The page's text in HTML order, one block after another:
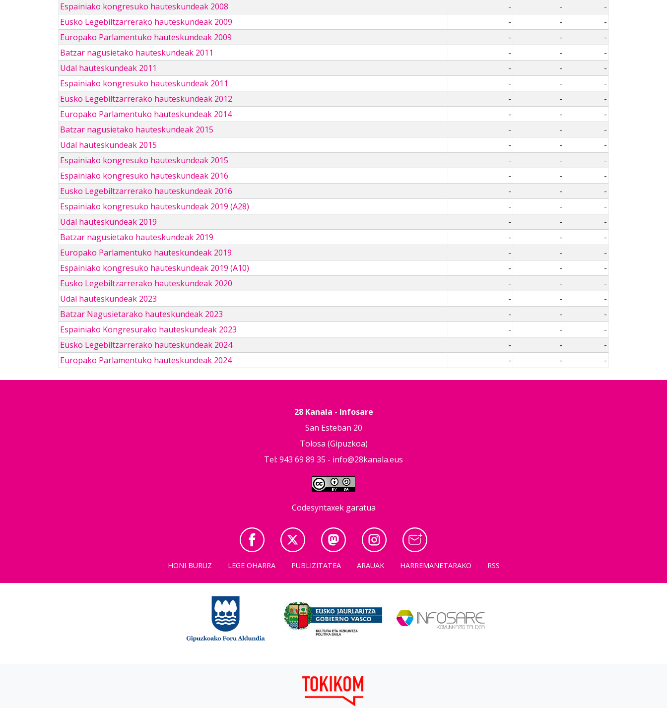
Espainiako kongresuko hauteskundeak 2008
- -
-
Eusko Legebiltzarrerako hauteskundeak 2009
- -
-
Europako Parlamentuko hauteskundeak 2009
- -
-
Batzar nagusietako hauteskundeak 2011
- -
-
Udal hauteskundeak 2011
- -
-
Espainiako kongresuko hauteskundeak 2011
- -
-
Eusko Legebiltzarrerako hauteskundeak 2012
- -
-
Europako Parlamentuko hauteskundeak 2014
- -
-
Batzar nagusietako hauteskundeak 2015
- -
-
Udal hauteskundeak 2015
- -
-
Espainiako kongresuko hauteskundeak 2015
- -
-
Espainiako kongresuko hauteskundeak 2016
- -
-
Eusko Legebiltzarrerako hauteskundeak 2016
- -
-
Espainiako kongresuko hauteskundeak 2019 (A28)
- -
-
Udal hauteskundeak 2019
- -
-
Batzar nagusietako hauteskundeak 2019
- -
-
Europako Parlamentuko hauteskundeak 2019
- -
-
Espainiako kongresuko hauteskundeak 2019 (A10)
- -
-
Eusko Legebiltzarrerako hauteskundeak 2020
- -
-
Udal hauteskundeak 2023
- -
-
Batzar Nagusietarako hauteskundeak 2023
- -
-
Espainiako Kongresurako hauteskundeak 2023
- -
-
Eusko Legebiltzarrerako hauteskundeak 2024
- -
-
Europako Parlamentuko hauteskundeak 2024
- - -
28 Kanala - Infosare
San Esteban 20
Tolosa (Gipuzkoa)
Tel: 943 69 89 35 - info@28kanala.eus
Codesyntaxek garatua
HONI BURUZ LEGE OHARRA PUBLIZITATEA ARAUAK HARREMANETARAKO RSS